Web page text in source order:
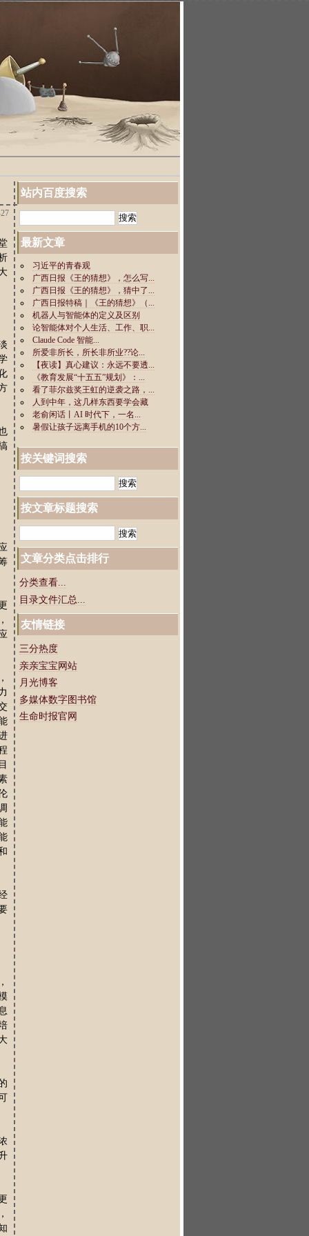
站内百度搜索
最新文章
按关键词搜索
按文章标题搜索
文章分类点击排行
分类查看...
目录文件汇总...
友情链接
三分热度
亲亲宝宝网站
月光博客
多媒体数字图书馆
生命时报官网